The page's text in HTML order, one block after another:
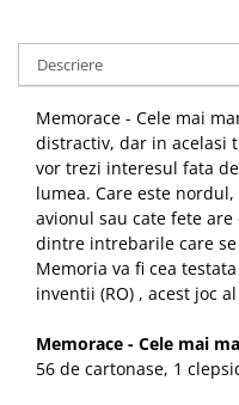
Descriere
Memorace - Cele mai
distractiv, dar in acelasi
vor trezi interesul fata
lumea. Care este
avionul sau cate fete
dintre intrebarile care
Memoria va fi cea
inventii (RO) , acest joc
Memorace - Cele mai
56 de cartonase, 1